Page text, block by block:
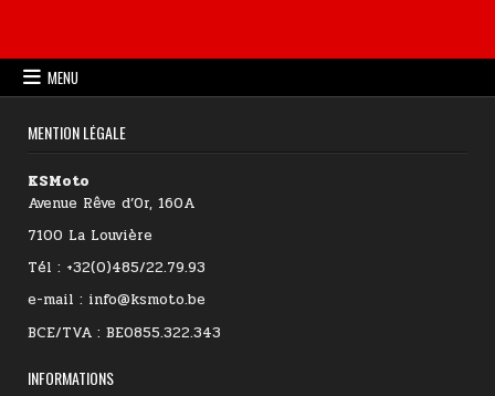
MENU
MENTION LÉGALE
KSMoto
Avenue Rêve d’Or, 160A
7100 La Louvière
Tél : +32(0)485/22.79.93
e-mail : info@ksmoto.be
BCE/TVA : BE0855.322.343
INFORMATIONS